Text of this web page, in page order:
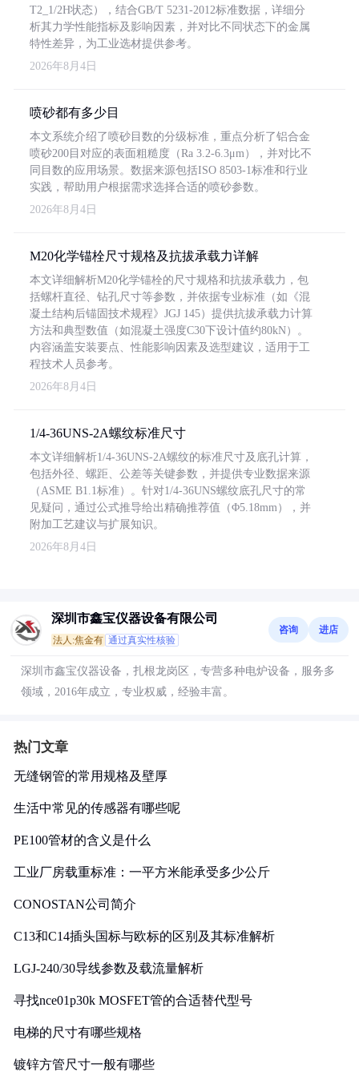
T2_1/2H状态），结合GB/T 5231-2012标准数据，详细分
析其力学性能指标及影响因素，并对比不同状态下的金属
特性差异，为工业选材提供参考。
2026年8月4日
喷砂都有多少目
本文系统介绍了喷砂目数的分级标准，重点分析了铝合金
喷砂200目对应的表面粗糙度（Ra 3.2-6.3μm），并对比不
同目数的应用场景。数据来源包括ISO 8503-1标准和行业
实践，帮助用户根据需求选择合适的喷砂参数。
2026年8月4日
M20化学锚栓尺寸规格及抗拔承载力详解
本文详细解析M20化学锚栓的尺寸规格和抗拔承载力，包
括螺杆直径、钻孔尺寸等参数，并依据专业标准（如《混
凝土结构后锚固技术规程》JGJ 145）提供抗拔承载力计算
方法和典型数值（如混凝土强度C30下设计值约80kN）。
内容涵盖安装要点、性能影响因素及选型建议，适用于工
程技术人员参考。
2026年8月4日
1/4-36UNS-2A螺纹标准尺寸
本文详细解析1/4-36UNS-2A螺纹的标准尺寸及底孔计算，
包括外径、螺距、公差等关键参数，并提供专业数据来源
（ASME B1.1标准）。针对1/4-36UNS螺纹底孔尺寸的常
见疑问，通过公式推导给出精确推荐值（Φ5.18mm），并
附加工艺建议与扩展知识。
2026年8月4日
深圳市鑫宝仪器设备有限公司
法人:焦金有 通过真实性核验
咨询 进店
深圳市鑫宝仪器设备，扎根龙岗区，专营多种电炉设备，服务多
领域，2016年成立，专业权威，经验丰富。
热门文章
无缝钢管的常用规格及壁厚
生活中常见的传感器有哪些呢
PE100管材的含义是什么
工业厂房载重标准：一平方米能承受多少公斤
CONOSTAN公司简介
C13和C14插头国标与欧标的区别及其标准解析
LGJ-240/30导线参数及载流量解析
寻找nce01p30k MOSFET管的合适替代型号
电梯的尺寸有哪些规格
镀锌方管尺寸一般有哪些